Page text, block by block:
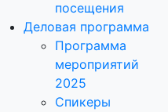
посещения
Деловая программа
Программа
мероприятий
2025
Спикеры